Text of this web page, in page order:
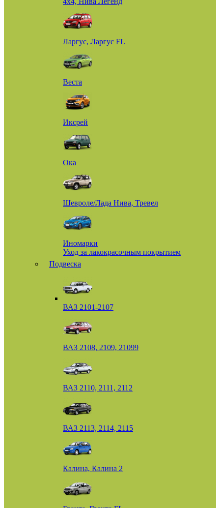
Ларгус, Ларгус FL
Веста
Иксрей
Ока
Шевроле/Лада Нива, Тревел
Иномарки
Уход за лакокрасочным покрытием
Подвеска
ВАЗ 2101-2107
ВАЗ 2108, 2109, 21099
ВАЗ 2110, 2111, 2112
ВАЗ 2113, 2114, 2115
Калина, Калина 2